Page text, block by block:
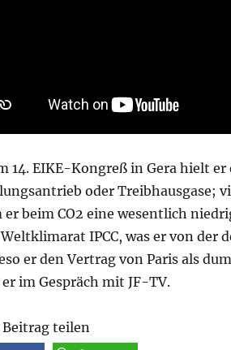
14. EIKE-Kongreß in Gera hielt
oder Treibhausgase;
er beim CO2 eine wesentlich
IPCC, was er von der
er den Vertrag von Paris als
im Gespräch mit JF-TV.
Beitrag teilen